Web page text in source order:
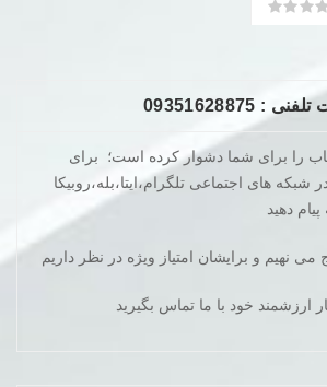
0از 5
را برای شما دشوار کرده است؛ برای
شبکه های اجتماعی تلگرام،ایتا،بله،روبیکا
دهید
می نهیم و برایشان امتیاز ویژه در نظر داریم
ارزشمند خود با ما تماس بگیرید